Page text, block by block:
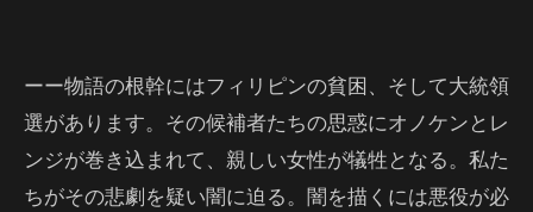
ーー物語の根幹にはフィリピンの貧困、そして大統領
選があります。その候補者たちの思惑にオノケンとレ
ンジが巻き込まれて、親しい女性が犠牲となる。私た
ちがその悲劇を疑い闇に迫る。闇を描くには悪役が必